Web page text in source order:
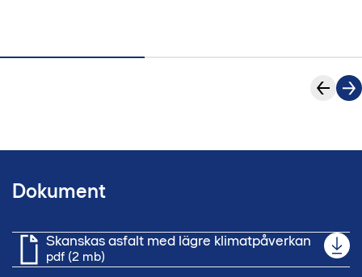
Dokument
Skanskas asfalt med lägre klimatpåverkan
pdf (2 mb)